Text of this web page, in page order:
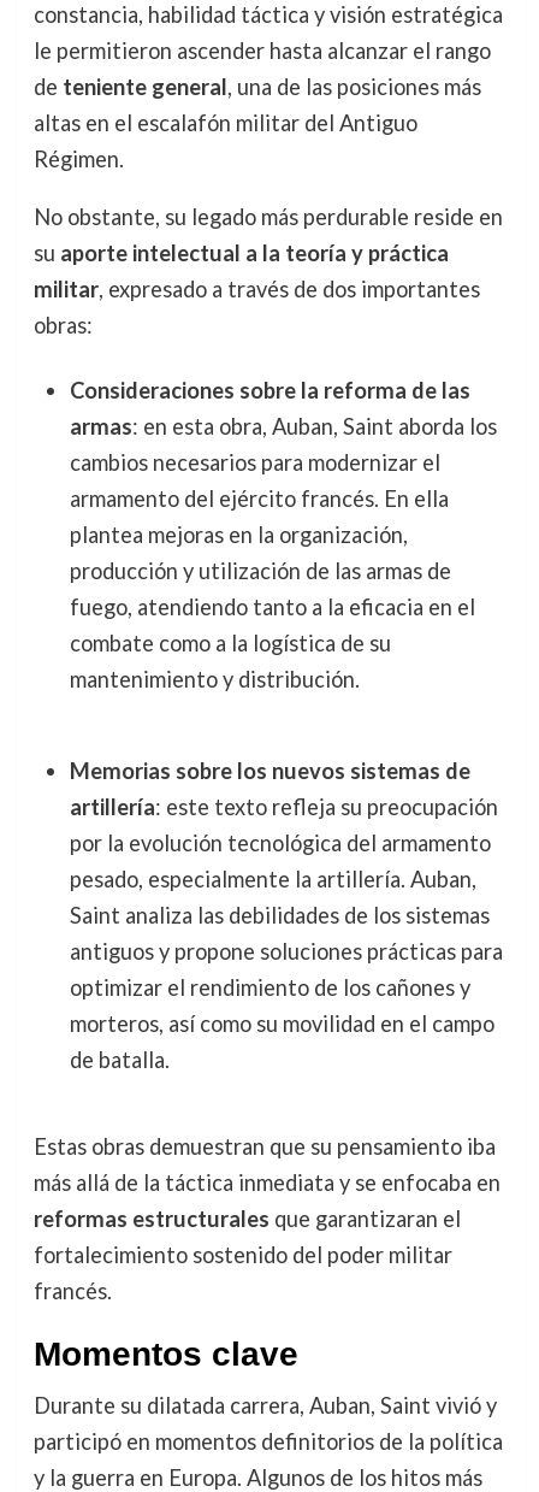
constancia, habilidad táctica y visión estratégica
le permitieron ascender hasta alcanzar el rango
de teniente general, una de las posiciones más
altas en el escalafón militar del Antiguo
Régimen.
No obstante, su legado más perdurable reside en
su aporte intelectual a la teoría y práctica
militar, expresado a través de dos importantes
obras:
Consideraciones sobre la reforma de las
armas: en esta obra, Auban, Saint aborda los
cambios necesarios para modernizar el
armamento del ejército francés. En ella
plantea mejoras en la organización,
producción y utilización de las armas de
fuego, atendiendo tanto a la eficacia en el
combate como a la logística de su
mantenimiento y distribución.
Memorias sobre los nuevos sistemas de
artillería: este texto refleja su preocupación
por la evolución tecnológica del armamento
pesado, especialmente la artillería. Auban,
Saint analiza las debilidades de los sistemas
antiguos y propone soluciones prácticas para
optimizar el rendimiento de los cañones y
morteros, así como su movilidad en el campo
de batalla.
Estas obras demuestran que su pensamiento iba
más allá de la táctica inmediata y se enfocaba en
reformas estructurales que garantizaran el
fortalecimiento sostenido del poder militar
francés.
Momentos clave
Durante su dilatada carrera, Auban, Saint vivió y
participó en momentos definitorios de la política
y la guerra en Europa. Algunos de los hitos más